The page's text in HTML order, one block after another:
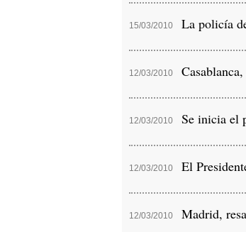
15/03/2010 La policía
12/03/2010
12/03/2010 Se inicia el
12/03/2010 El
12/03/2010 Madrid,